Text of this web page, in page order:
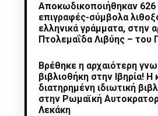
Αποκωδικοποιήθηκαν 626
επιγραφές-σύμβολα
ελληνικά γράμματα, στην
Πτολεμαΐδα Λιβύης – του
Βρέθηκε η αρχαιότερη
βιβλιοθήκη στην Ιβηρία! Η
διατηρημένη ιδιωτική
στην Ρωμαϊκή
Λεκάκη